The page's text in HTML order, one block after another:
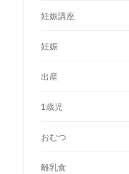
妊娠講座
妊娠
出産
1歳児
おむつ
離乳食